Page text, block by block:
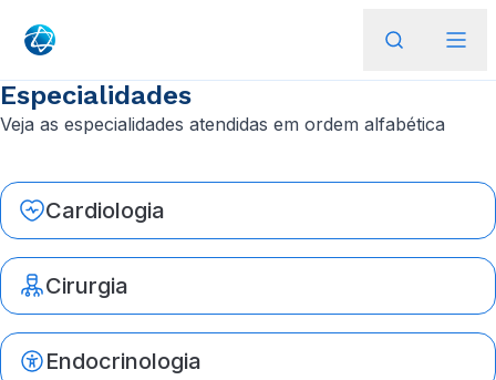
Especialidades
Veja as especialidades atendidas em ordem alfabética
Cardiologia
Cirurgia
Endocrinologia